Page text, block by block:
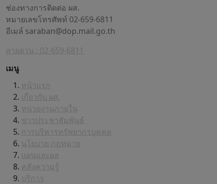
ช่องทางการติดต่อ ผส.
หมายเลขโทรศัพท์ 02-659-6811
อีเมล์ saraban@dop.mail.go.th
สายด่วน : 02-659-6811
เมนู
หน้าแรก
เกี่ยวกับ ผส.
หน่วยงานภายใน
ข่าวประชาสัมพันธ์
การบริหารทรัพยากรบุคคล
นโยบาย กฎหมาย
แผนและผล
คลังความรู้
บริการ